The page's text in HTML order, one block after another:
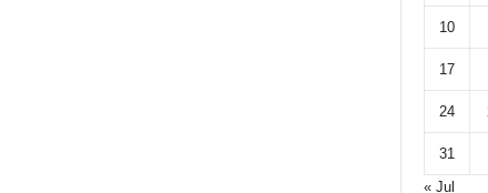
10
17
24
31
« Jul